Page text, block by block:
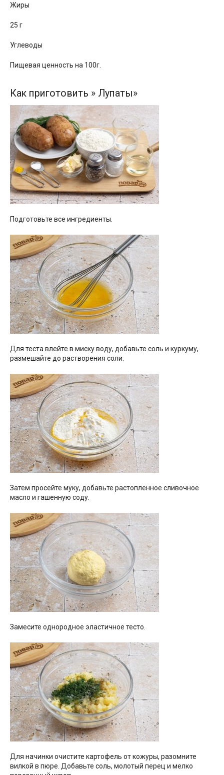
Жиры
25 г
Углеводы
Пищевая ценность на 100г.
Как приготовить » Лупаты»
Подготовьте все ингредиенты.
Для теста влейте в миску воду, добавьте соль и куркуму,
размешайте до растворения соли.
Затем просейте муку, добавьте растопленное сливочное
масло и гашенную соду.
Замесите однородное эластичное тесто.
Для начинки очистите картофель от кожуры, разомните
вилкой в пюре. Добавьте соль, молотый перец и мелко